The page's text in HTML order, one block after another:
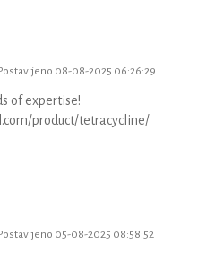
08-08-2025 06:26:29
of expertise!
product/tetracycline/
05-08-2025 08:58:52